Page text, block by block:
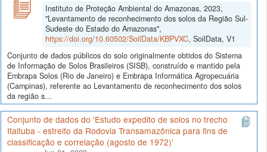
Instituto de Proteção Ambiental do Amazonas, 2023,
"Levantamento de reconhecimento dos solos da Região Sul-
Sudeste do Estado do Amazonas",
https://doi.org/10.60502/SoilData/KBPVXC, SoilData, V1
Conjunto de dados públicos do solo originalmente obtidos do Sistema
de Informação de Solos Brasileiros (SISB), construído e mantido pela
Embrapa Solos (Rio de Janeiro) e Embrapa Informática Agropecuária
(Campinas), referente ao Levantamento de reconhecimento dos solos
da região s...
Conjunto de dados do 'Estudo expedito de solos no trecho
Itaituba - estreito da Rodovia Transamazônica para fins de
classificação e correlação (agosto de 1972)'